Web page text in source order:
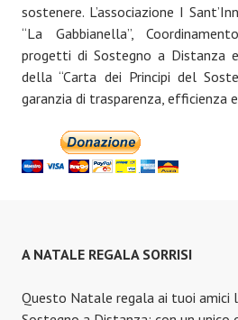
sostenere. L’associazione I
“La Gabbianella”,
progetti di Sostegno a
della “Carta dei Principi del
garanzia di trasparenza, efficienza
A NATALE REGALA SORRISI
Questo Natale regala ai tuoi amici